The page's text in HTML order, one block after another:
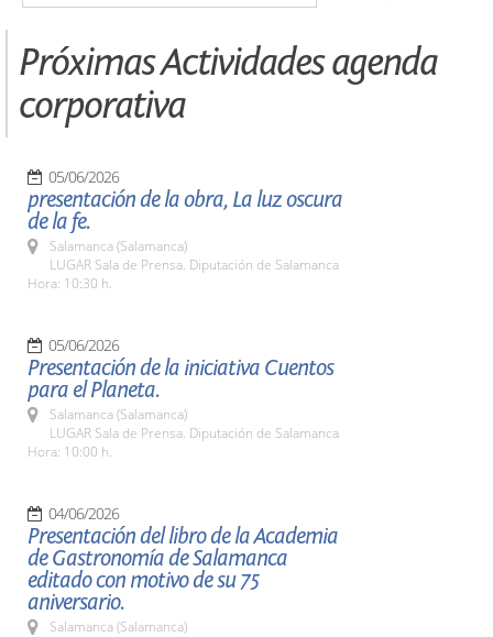
Próximas Actividades agenda
corporativa
05/06/2026
presentación de la obra, La luz oscura
de la fe.
Salamanca (Salamanca)
LUGAR Sala de Prensa. Diputación de Salamanca
Hora: 10:30 h.
05/06/2026
Presentación de la iniciativa Cuentos
para el Planeta.
Salamanca (Salamanca)
LUGAR Sala de Prensa. Diputación de Salamanca
Hora: 10:00 h.
04/06/2026
Presentación del libro de la Academia
de Gastronomía de Salamanca
editado con motivo de su 75
aniversario.
Salamanca (Salamanca)